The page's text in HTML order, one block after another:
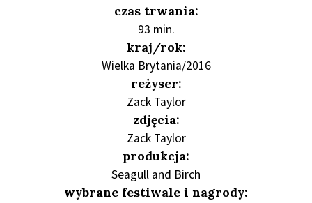
czas trwania:
93 min.
kraj/rok:
Wielka Brytania/2016
reżyser:
Zack Taylor
zdjęcia:
Zack Taylor
produkcja:
Seagull and Birch
wybrane festiwale i nagrody: